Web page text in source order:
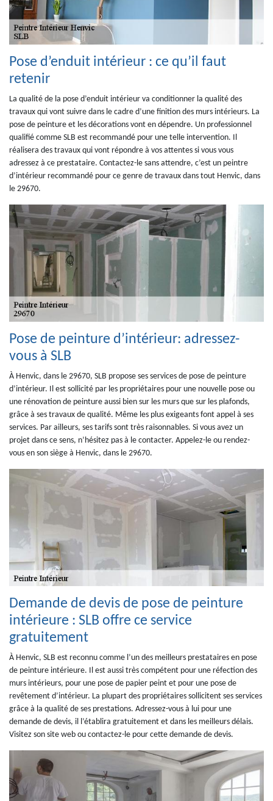
Pose d’enduit intérieur : ce qu’il faut
retenir
La qualité de la pose d’enduit intérieur va conditionner la qualité des
travaux qui vont suivre dans le cadre d’une finition des murs intérieurs. La
pose de peinture et les décorations vont en dépendre. Un professionnel
qualifié comme SLB est recommandé pour une telle intervention. Il
réalisera des travaux qui vont répondre à vos attentes si vous vous
adressez à ce prestataire. Contactez-le sans attendre, c’est un peintre
d’intérieur recommandé pour ce genre de travaux dans tout Henvic, dans
le 29670.
Pose de peinture d’intérieur: adressez-
vous à SLB
À Henvic, dans le 29670, SLB propose ses services de pose de peinture
d’intérieur. Il est sollicité par les propriétaires pour une nouvelle pose ou
une rénovation de peinture aussi bien sur les murs que sur les plafonds,
grâce à ses travaux de qualité. Même les plus exigeants font appel à ses
services. Par ailleurs, ses tarifs sont très raisonnables. Si vous avez un
projet dans ce sens, n’hésitez pas à le contacter. Appelez-le ou rendez-
vous en son siège à Henvic, dans le 29670.
Demande de devis de pose de peinture
intérieure : SLB offre ce service
gratuitement
À Henvic, SLB est reconnu comme l’un des meilleurs prestataires en pose
de peinture intérieure. Il est aussi très compétent pour une réfection des
murs intérieurs, pour une pose de papier peint et pour une pose de
revêtement d’intérieur. La plupart des propriétaires sollicitent ses services
grâce à la qualité de ses prestations. Adressez-vous à lui pour une
demande de devis, il l’établira gratuitement et dans les meilleurs délais.
Visitez son site web ou contactez-le pour cette demande de devis.